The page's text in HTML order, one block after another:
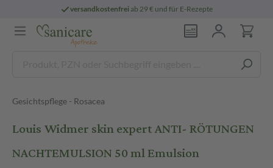
versandkostenfreiab 29 € und für E-Rezepte
Gesichtspflege - Rosacea
Louis Widmer skin expert ANTI- RÖTUNGEN
NACHTEMULSION 50 ml Emulsion